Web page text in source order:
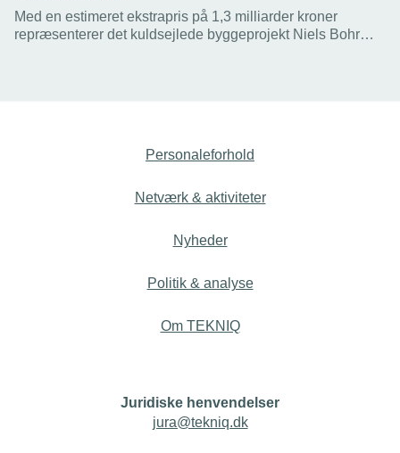
Med en estimeret ekstrapris på 1,3 milliarder kroner
repræsenterer det kuldsejlede byggeprojekt Niels Bohr
Personaleforhold
Netværk & aktiviteter
Nyheder
Politik & analyse
Om TEKNIQ
Juridiske henvendelser
jura@tekniq.dk